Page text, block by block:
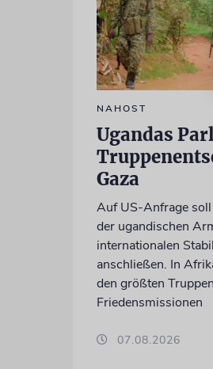
NAHOST
Ugandas
Gaza
Auf US-Anfrage
der ugandischen
internationalen
anschließen. In
den größten
Friedensmissionen
07.08.2026